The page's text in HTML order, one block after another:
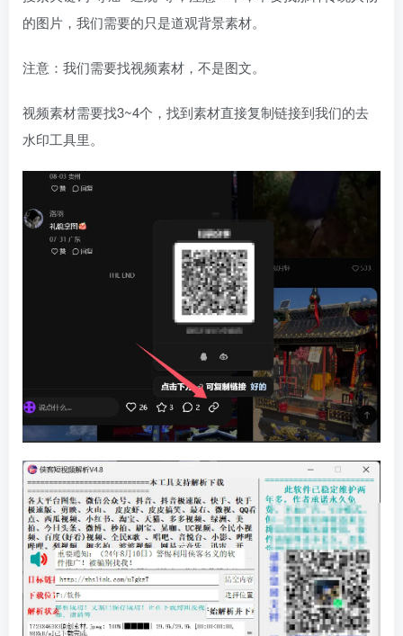
的图片，我们需要的只是道观背景素材。
注意：我们需要找视频素材，不是图文。
视频素材需要找3~4个，找到素材直接复制链接到我们的去
水印工具里。